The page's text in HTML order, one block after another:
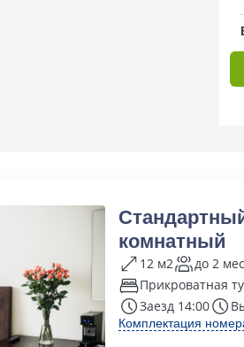
комнатный
12 м2 до 2
Прикроватная
Заезд 14:00
Комплектация